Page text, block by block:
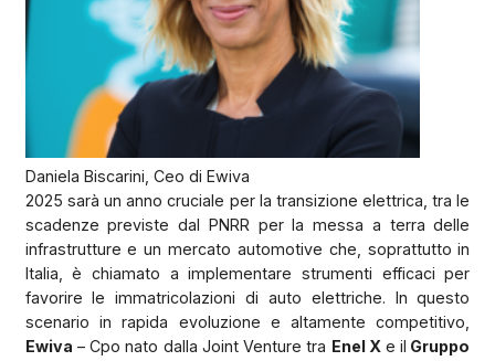
Daniela Biscarini, Ceo di Ewiva
2025 sarà un anno cruciale per la transizione elettrica, tra le
scadenze previste dal PNRR per la messa a terra delle
infrastrutture e un mercato automotive che, soprattutto in
Italia, è chiamato a implementare strumenti efficaci per
favorire le immatricolazioni di auto elettriche. In questo
scenario in rapida evoluzione e altamente competitivo,
Ewiva – Cpo nato dalla Joint Venture tra Enel Xe il Gruppo